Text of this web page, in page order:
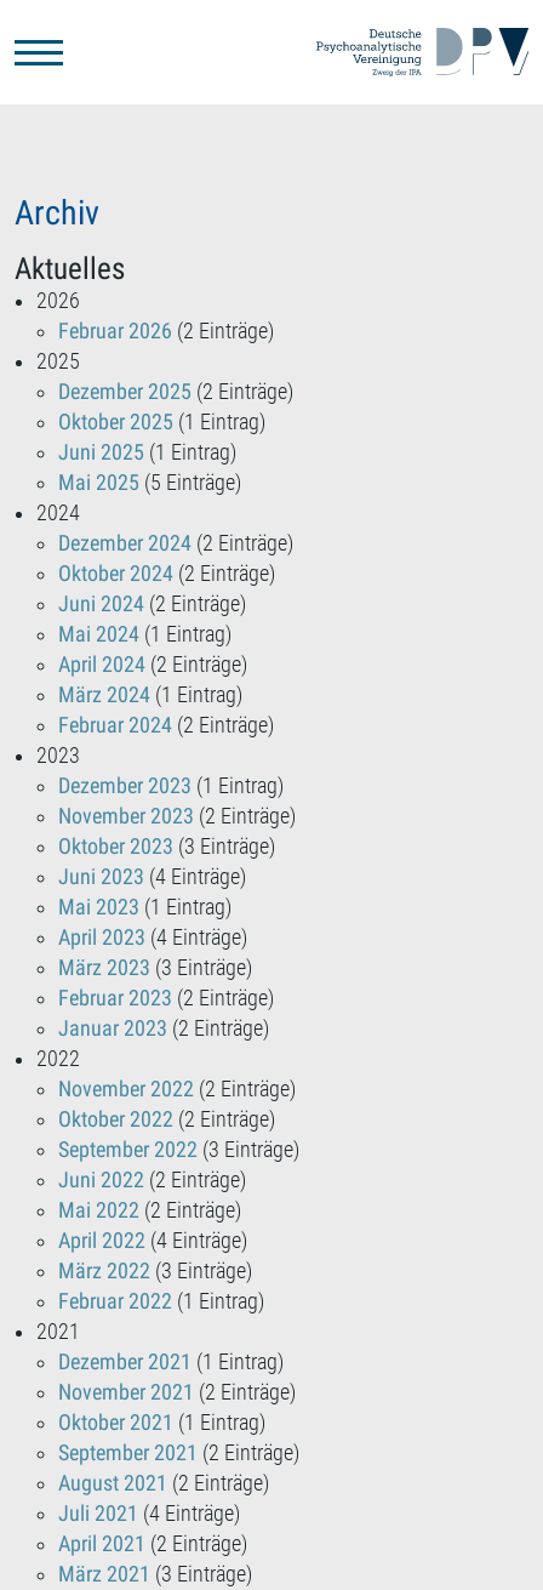
Archiv
Aktuelles
2026
Februar 2026 (2 Einträge)
2025
Dezember 2025 (2 Einträge)
Oktober 2025 (1 Eintrag)
Juni 2025 (1 Eintrag)
Mai 2025 (5 Einträge)
2024
Dezember 2024 (2 Einträge)
Oktober 2024 (2 Einträge)
Juni 2024 (2 Einträge)
Mai 2024 (1 Eintrag)
April 2024 (2 Einträge)
März 2024 (1 Eintrag)
Februar 2024 (2 Einträge)
2023
Dezember 2023 (1 Eintrag)
November 2023 (2 Einträge)
Oktober 2023 (3 Einträge)
Juni 2023 (4 Einträge)
Mai 2023 (1 Eintrag)
April 2023 (4 Einträge)
März 2023 (3 Einträge)
Februar 2023 (2 Einträge)
Januar 2023 (2 Einträge)
2022
November 2022 (2 Einträge)
Oktober 2022 (2 Einträge)
September 2022 (3 Einträge)
Juni 2022 (2 Einträge)
Mai 2022 (2 Einträge)
April 2022 (4 Einträge)
März 2022 (3 Einträge)
Februar 2022 (1 Eintrag)
2021
Dezember 2021 (1 Eintrag)
November 2021 (2 Einträge)
Oktober 2021 (1 Eintrag)
September 2021 (2 Einträge)
August 2021 (2 Einträge)
Juli 2021 (4 Einträge)
April 2021 (2 Einträge)
März 2021 (3 Einträge)